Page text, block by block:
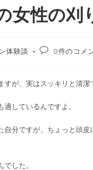
女性の刈
体験談 0件のコメ
が、実はスッキリと清潔
しているんですよ。
分ですが、ちょっと頭
した。